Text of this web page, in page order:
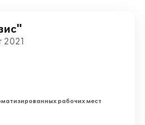
2021
рабочих мест